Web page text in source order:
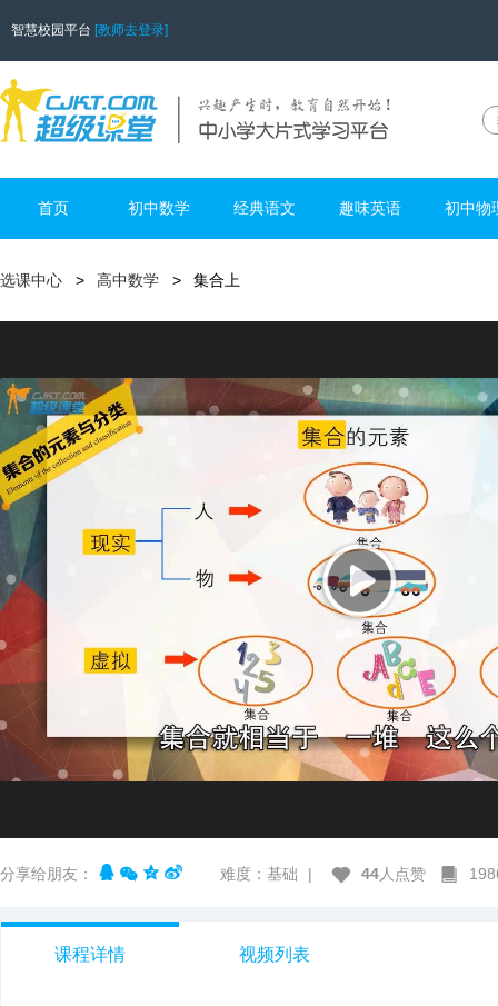
智慧校园平台 [教师去登录]
首页 初中数学 经典语文 趣味英语 初中物
选课中心 高中数学 集合上
分享给朋友： 难度：基础 | 44人点赞
课程详情 视频列表